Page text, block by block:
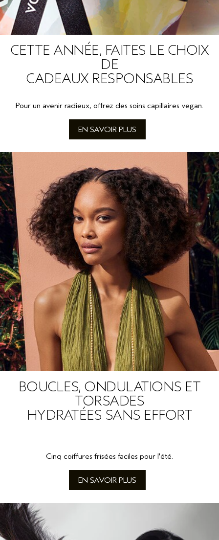
CETTE ANNÉE, FAITES LE CHOIX
DE
CADEAUX RESPONSABLES
Pour un avenir radieux, offrez des soins capillaires vegan.
EN SAVOIR PLUS
BOUCLES, ONDULATIONS ET
TORSADES
HYDRATÉES SANS EFFORT
Cinq coiffures frisées faciles pour l'été.
EN SAVOIR PLUS